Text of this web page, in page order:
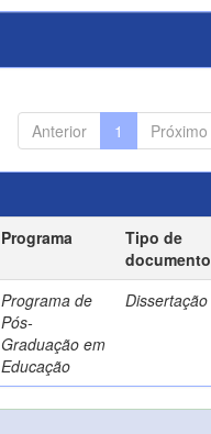
Anterior 1 Próximo
Programa
Tipo de
documento
Programa de
Pós-
Graduação em
Educação
Dissertação